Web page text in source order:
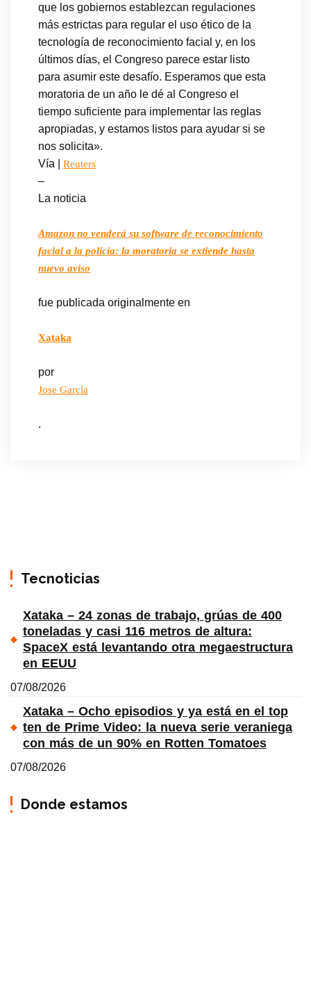
que los gobiernos establezcan regulaciones
más estrictas para regular el uso ético de la
tecnología de reconocimiento facial y, en los
últimos días, el Congreso parece estar listo
para asumir este desafío. Esperamos que esta
moratoria de un año le dé al Congreso el
tiempo suficiente para implementar las reglas
apropiadas, y estamos listos para ayudar si se
nos solicita».
Vía | Reuters
–
La noticia
Amazon no venderá su software de reconocimiento
facial a la policía: la moratoria se extiende hasta
nuevo aviso
fue publicada originalmente en
Xataka
por
Jose García
.
Tecnoticias
Xataka – 24 zonas de trabajo, grúas de 400
toneladas y casi 116 metros de altura:
SpaceX está levantando otra megaestructura
en EEUU
07/08/2026
Xataka – Ocho episodios y ya está en el top
ten de Prime Video: la nueva serie veraniega
con más de un 90% en Rotten Tomatoes
07/08/2026
Donde estamos